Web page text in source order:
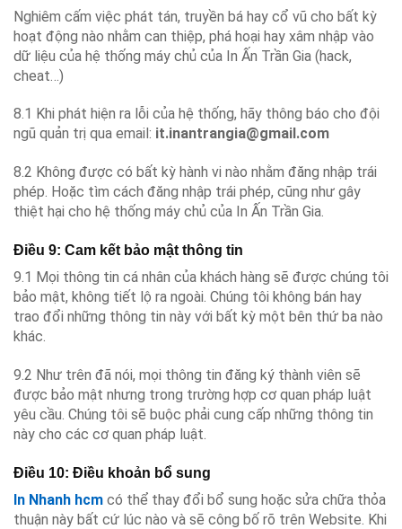
Nghiêm cấm việc phát tán, truyền bá hay cổ vũ cho bất kỳ
hoạt động nào nhằm can thiệp, phá hoại hay xâm nhập vào
dữ liệu của hệ thống máy chủ của In Ấn Trần Gia (hack,
cheat…)
8.1 Khi phát hiện ra lỗi của hệ thống, hãy thông báo cho đội
ngũ quản trị qua email: it.inantrangia@gmail.com
8.2 Không được có bất kỳ hành vi nào nhằm đăng nhập trái
phép. Hoặc tìm cách đăng nhập trái phép, cũng như gây
thiệt hại cho hệ thống máy chủ của In Ấn Trần Gia.
Điều 9: Cam kết bảo mật thông tin
9.1 Mọi thông tin cá nhân của khách hàng sẽ được chúng tôi
bảo mật, không tiết lộ ra ngoài. Chúng tôi không bán hay
trao đổi những thông tin này với bất kỳ một bên thứ ba nào
khác.
9.2 Như trên đã nói, mọi thông tin đăng ký thành viên sẽ
được bảo mật nhưng trong trường hợp cơ quan pháp luật
yêu cầu. Chúng tôi sẽ buộc phải cung cấp những thông tin
này cho các cơ quan pháp luật.
Điều 10: Điều khoản bổ sung
In Nhanh hcm có thể thay đổi bổ sung hoặc sửa chữa thỏa
thuận này bất cứ lúc nào và sẽ công bố rõ trên Website. Khi